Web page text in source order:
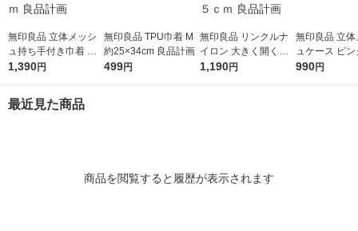
無印良品 立体メッシ
ュ持ち手付き巾着 グ
レー Ｍ 約３３×１３×
1,390円
無印良品 TPU巾着 M
約25×34cm 良品計画
499円
無印良品 リンクルナ
イロン 大きく開くポ
ーチ ピンク Ｍ 約１５
1,190円
無印良品 立体
ュケース ピン
２１×２７×５
990円
最近見た商品
商品を閲覧すると履歴が表示されます